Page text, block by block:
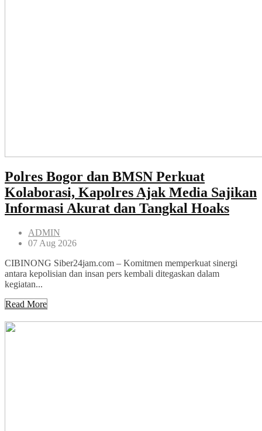
Polres Bogor dan BMSN Perkuat
Kolaborasi, Kapolres Ajak Media Sajikan
Informasi Akurat dan Tangkal Hoaks
ADMIN
07 Aug 2026
CIBINONG Siber24jam.com – Komitmen memperkuat sinergi
antara kepolisian dan insan pers kembali ditegaskan dalam
kegiatan...
Read More